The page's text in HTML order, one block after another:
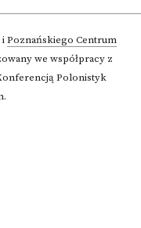
iPoznańskiego Centrum
we współpracy z
Polonistyk